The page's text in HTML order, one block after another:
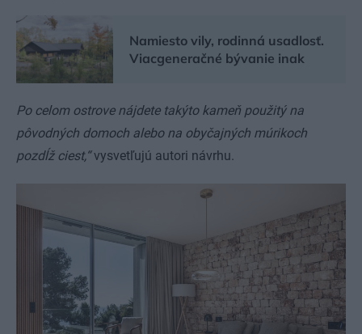
Namiesto vily, rodinná usadlosť.
Viacgeneračné bývanie inak
Po celom ostrove nájdete takýto kameň použitý na
pôvodných domoch alebo na obyčajných múrikoch
pozdĺž ciest,“vysvetľujú autori návrhu.